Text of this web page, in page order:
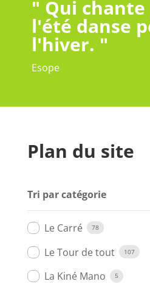
" Qui
l'été danse
l'hiver. "
Esope
Plan du site
Tri par catégorie
Le Carré 78
Le Tour de tout 107
La Kiné Mano 5